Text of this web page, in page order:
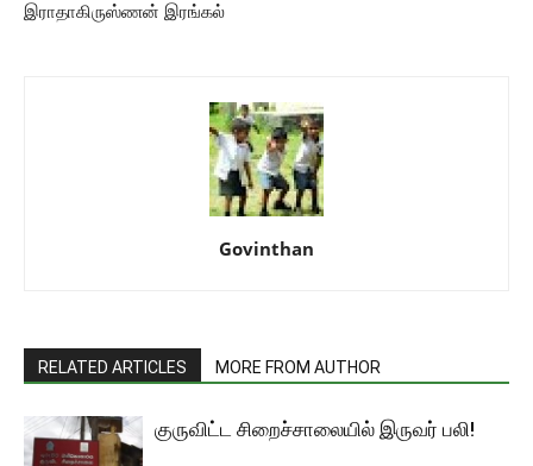
இராதாகிருஸ்ணன் இரங்கல்
Govinthan
RELATED ARTICLES MORE FROM AUTHOR
குருவிட்ட சிறைச்சாலையில் இருவர் பலி!